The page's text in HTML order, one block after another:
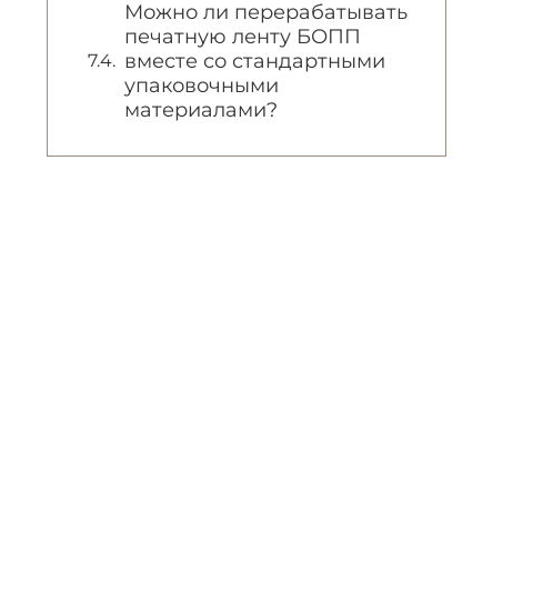
Можно ли перерабатывать
печатную ленту БОПП
вместе со стандартными
упаковочными
материалами?